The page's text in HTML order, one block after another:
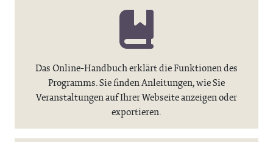
Das Online-Handbuch erklärt die Funktionen des
Programms. Sie finden Anleitungen, wie Sie
Veranstaltungen auf Ihrer Webseite anzeigen oder
exportieren.